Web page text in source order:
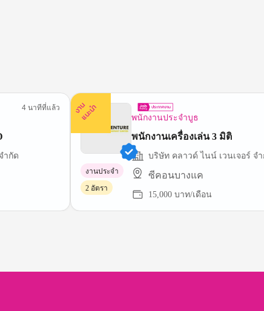
4 นาทีที่แล้ว
ากัด
ง
า
น
แ
น
ะ
นำ พนักงานประจำบูธ
พนักงานเครื่องเล่น 3 มิติ
บริษัท คลาวด์ ไนน์ เวนเจอร์ จํ
ซีคอนบางแค
15,000 บาท/เดือน
งานประจำ
2 อัตรา